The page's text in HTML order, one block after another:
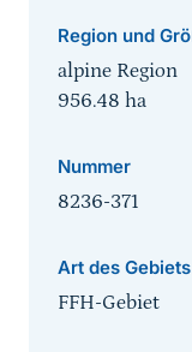
Region und
alpine Region
956.48 ha
Nummer
8236-371
Art des Gebiets
FFH-Gebiet